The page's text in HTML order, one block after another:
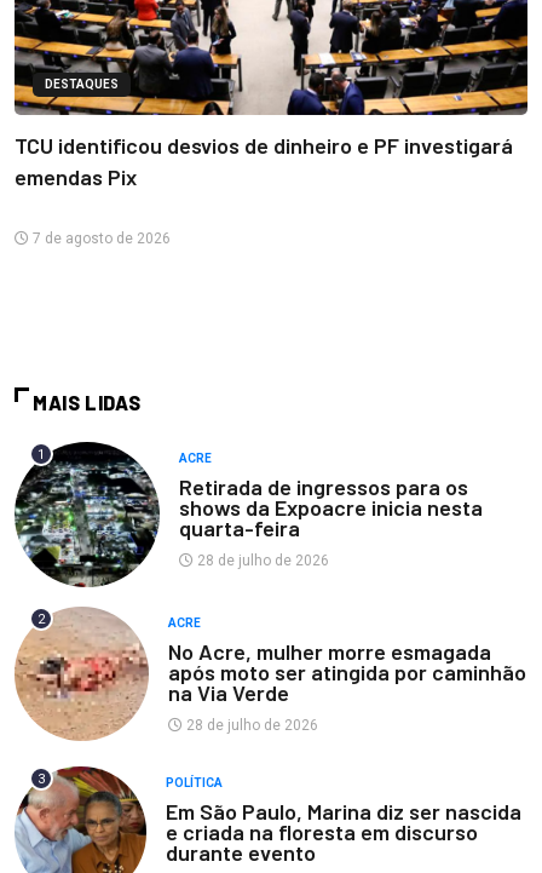
DESTAQUES
TCU identificou desvios de dinheiro e PF investigará
emendas Pix
7 de agosto de 2026
MAIS LIDAS
1 ACRE
Retirada de ingressos para os
shows da Expoacre inicia nesta
quarta-feira
28 de julho de 2026
2 ACRE
No Acre, mulher morre esmagada
após moto ser atingida por caminhão
na Via Verde
28 de julho de 2026
3 POLÍTICA
Em São Paulo, Marina diz ser nascida
e criada na floresta em discurso
durante evento